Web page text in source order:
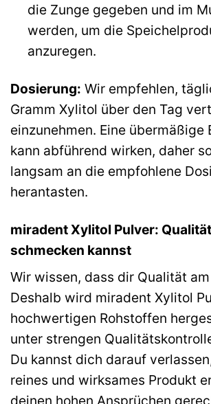
die Zunge gegeben und im
werden, um die
anzuregen.
Dosierung: Wir empfehlen,
Gramm Xylitol über den Tag
einzunehmen. Eine übermäßige
kann abführend wirken, daher
langsam an die empfohlene
herantasten.
miradent Xylitol Pulver:
schmecken kannst
Wir wissen, dass dir Qualität
Deshalb wird miradent Xylitol
hochwertigen Rohstoffen
unter strengen
Du kannst dich darauf
reines und wirksames Produkt